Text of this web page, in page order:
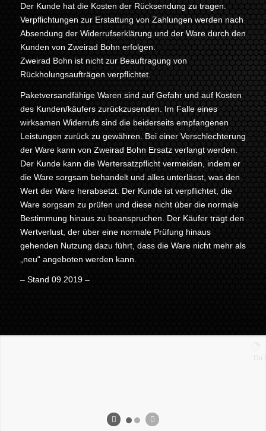
Der Kunde hat die Kosten der Rücksendung zu tragen.
Verpflichtungen zur Erstattung von Zahlungen werden nach
Absendung der Widerrufserklärung und der Ware durch den
Kunden von Zweirad Bohn erfolgen.
Zweirad Bohn ist nicht zur Beauftragung von
Rückholungsaufträgen verpflichtet.
Paketversandfähige Waren sind auf Gefahr und auf Kosten
des Kunden/käufers zurückzusenden. Im Falle eines
wirksamen Widerrufs sind die beiderseits empfangenen
Leistungen zurück zu gewähren. Bei einer Verschlechterung
der Ware kann von Zweirad Bohn Ersatz verlangt werden.
Der Kunde kann die Wertersatzpflicht vermeiden, indem er
die Ware sorgsam behandelt und alles unterlässt, was den
Wert der Ware herabsetzt. Der Kunde ist verpflichtet, die
Ware sorgsam zu prüfen und diese nicht über die normale
Bestimmung hinaus zu beanspruchen. Der Käufer trägt den
Wertverlust, der über eine normale Prüfung hinaus
gehenden Nutzung dazu führt, dass die Ware nicht mehr als
„neu“ angeboten werden kann.
– Stand 09.2019 –